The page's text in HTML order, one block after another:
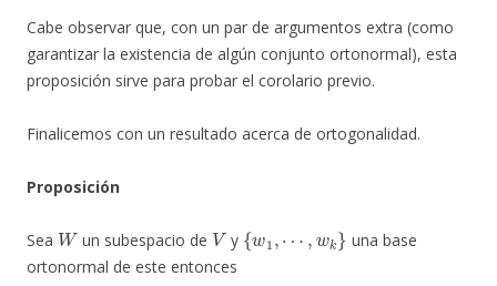
Cabe observar que, con un par de argumentos extra (como
garantizar la existencia de algún conjunto ortonormal), esta
proposición sirve para probar el corolario previo.
Finalicemos con un resultado acerca de ortogonalidad.
Proposición
Sea
W
un subespacio de
V
y
{w
una base
ortonormal de este entonces